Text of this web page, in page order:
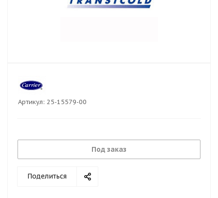
Артикул: 25-15579-00
Под заказ
Поделиться